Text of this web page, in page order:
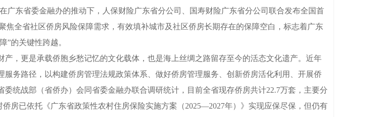
东省委金融办的推动下，人保财险广东省分公司、国寿财险广东省分公司联合发布全国首
全省社区侨房风险保障需求，有效填补城市及社区侨房长期存在的保障空白，标志着广东
”的关键性跨越。
更是承载侨胞乡愁记忆的文化载体，也是海上丝绸之路留存至今的活态文化遗产。近年
务路径，以构建侨房管理法规政策体系、做好侨房管理服务、创新侨房活化利用、开展侨
统战部（省侨办）会同省委金融办联合调研统计，目前全省现存侨房共计22.7万套，主要分
房已依托《广东省政策性农村住房保险实施方案（2025—2027年）》实现应保尽保，但仍有